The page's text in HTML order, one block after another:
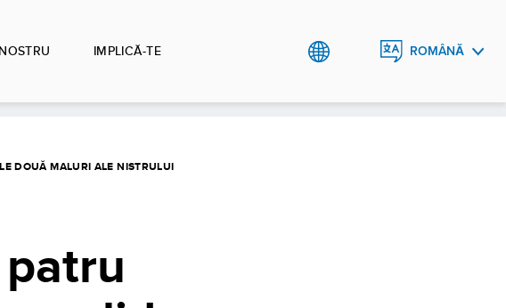
IMPLICĂ-TE ROMÂNĂ
DOUĂ MALURI ALE NISTRULUI